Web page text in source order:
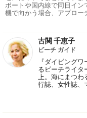
ボートや国内線で同日イン
機で向かう場合、アプロー
古関 千恵子
ビーチ ガイド
『ダイビング
るビーチライタ
上。海にまつわ
行誌、女性誌、